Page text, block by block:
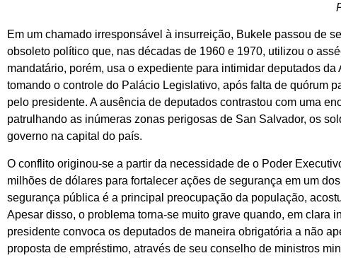
Em um chamado irresponsável à insurreição, Bukele passou de
obsoleto político que, nas décadas de 1960 e 1970, utilizou o
mandatário, porém, usa o expediente para intimidar deputados
tomando o controle do Palácio Legislativo, após falta de quórum
pelo presidente. A ausência de deputados contrastou com uma
patrulhando as inúmeras zonas perigosas de San Salvador, os
governo na capital do país.
O conflito originou-se a partir da necessidade de o Poder
milhões de dólares para fortalecer ações de segurança em um
segurança pública é a principal preocupação da população,
Apesar disso, o problema torna-se muito grave quando, em clara
presidente convoca os deputados de maneira obrigatória a não
proposta de empréstimo, através de seu conselho de ministros